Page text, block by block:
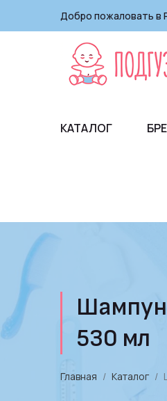
Добро пожаловать в
КАТАЛОГ
530 мл
Главная Каталог